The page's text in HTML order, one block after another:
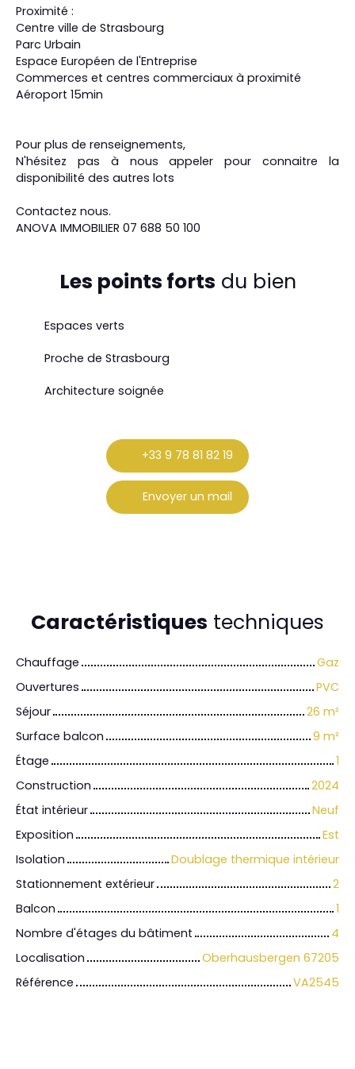
Proximité :
Centre ville de Strasbourg
Parc Urbain
Espace Européen de l'Entreprise
Commerces et centres commerciaux à proximité
Aéroport 15min
Pour plus de renseignements,
N'hésitez pas à nous appeler pour connaitre la
disponibilité des autres lots
Contactez nous.
ANOVA IMMOBILIER 07 688 50 100
Les points forts du bien
Espaces verts
Proche de Strasbourg
Architecture soignée
+33 9 78 81 82 19
Envoyer un mail
Caractéristiques techniques
Chauffage
Gaz
Ouvertures
PVC
Séjour
26 m²
Surface balcon
9 m²
Étage
1
Construction
2024
État intérieur
Neuf
Exposition
Est
Isolation
Doublage thermique intérieur
Stationnement extérieur
2
Balcon
1
Nombre d'étages du bâtiment
4
Localisation
Oberhausbergen 67205
Référence
VA2545